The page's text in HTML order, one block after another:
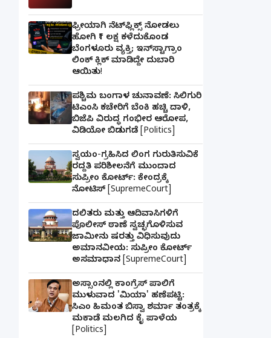
ಫ್ರೀಯಾಗಿ ನೆಟ್‌ಫ್ಲಿಕ್ಸ್ ನೋಡಲು
ಹೋಗಿ ₹1 ಲಕ್ಷ ಕಳೆದುಕೊಂಡ
ಬೆಂಗಳೂರು ವ್ಯಕ್ತಿ; ಇನ್‌ಸ್ಟಾಗ್ರಾಂ
ಲಿಂಕ್ ಕ್ಲಿಕ್ ಮಾಡಿದ್ದೇ ದುಬಾರಿ
ಆಯಿತು!
ಪಶ್ಚಿಮ ಬಂಗಾಳ ಚುನಾವಣೆ: ಸಿಲಿಗುರಿ
ಟಿಎಂಸಿ ಕಚೇರಿಗೆ ಬೆಂಕಿ ಹಚ್ಚಿ ದಾಳಿ,
ಬಿಜೆಪಿ ವಿರುದ್ಧ ಗಂಭೀರ ಆರೋಪ,
ವಿಡಿಯೋ ಬಿಡುಗಡೆ [Politics]
ಸ್ವಯಂ-ಗ್ರಹಿಸಿದ ಲಿಂಗ ಗುರುತಿಸುವಿಕೆ
ರದ್ದತಿ ಪರಿಶೀಲನೆಗೆ ಮುಂದಾದ
ಸುಪ್ರೀಂ ಕೋರ್ಟ್: ಕೇಂದ್ರಕ್ಕೆ
ನೋಟಿಸ್ [SupremeCourt]
ದಲಿತರು ಮತ್ತು ಆದಿವಾಸಿಗಳಿಗೆ
ಪೊಲೀಸ್ ಠಾಣೆ ಸ್ವಚ್ಛಗೊಳಿಸುವ
ಜಾಮೀನು ಷರತ್ತು ವಿಧಿಸುವುದು
ಅಮಾನವೀಯ: ಸುಪ್ರೀಂ ಕೋರ್ಟ್
ಅಸಮಾಧಾನ [SupremeCourt]
ಅಸ್ಸಾಂನಲ್ಲಿ ಕಾಂಗ್ರೆಸ್ ಪಾಲಿಗೆ
ಮುಳುವಾದ 'ಮಿಯಾ' ಹಣೆಪಟ್ಟಿ:
ಸಿಎಂ ಹಿಮಂತ ಬಿಸ್ವಾ ಶರ್ಮಾ ತಂತ್ರಕ್ಕೆ
ಮಕಾಡೆ ಮಲಗಿದ ಕೈ ಪಾಳೆಯ
[Politics]